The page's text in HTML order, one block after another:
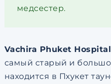
медсестер.
Vachira Phuket Hospital
самый старый и
находится в Пхукет